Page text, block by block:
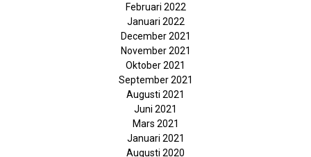
Februari 2022
Januari 2022
December 2021
November 2021
Oktober 2021
September 2021
Augusti 2021
Juni 2021
Mars 2021
Januari 2021
Augusti 2020